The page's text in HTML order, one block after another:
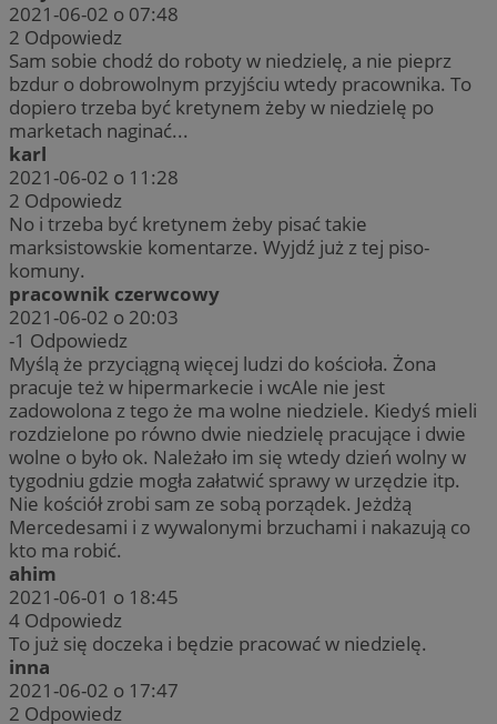
2021-06-02 o 07:48
2 Odpowiedz
Sam sobie chodź do roboty w niedzielę, a nie pieprz
bzdur o dobrowolnym przyjściu wtedy pracownika. To
dopiero trzeba być kretynem żeby w niedzielę po
marketach naginać...
karl
2021-06-02 o 11:28
2 Odpowiedz
No i trzeba być kretynem żeby pisać takie
marksistowskie komentarze. Wyjdź już z tej piso-
komuny.
pracownik czerwcowy
2021-06-02 o 20:03
-1 Odpowiedz
Myślą że przyciągną więcej ludzi do kościoła. Żona
pracuje też w hipermarkecie i wcAle nie jest
zadowolona z tego że ma wolne niedziele. Kiedyś mieli
rozdzielone po równo dwie niedzielę pracujące i dwie
wolne o było ok. Należało im się wtedy dzień wolny w
tygodniu gdzie mogła załatwić sprawy w urzędzie itp.
Nie kościół zrobi sam ze sobą porządek. Jeżdżą
Mercedesami i z wywalonymi brzuchami i nakazują co
kto ma robić.
ahim
2021-06-01 o 18:45
4 Odpowiedz
To już się doczeka i będzie pracować w niedzielę.
inna
2021-06-02 o 17:47
2 Odpowiedz